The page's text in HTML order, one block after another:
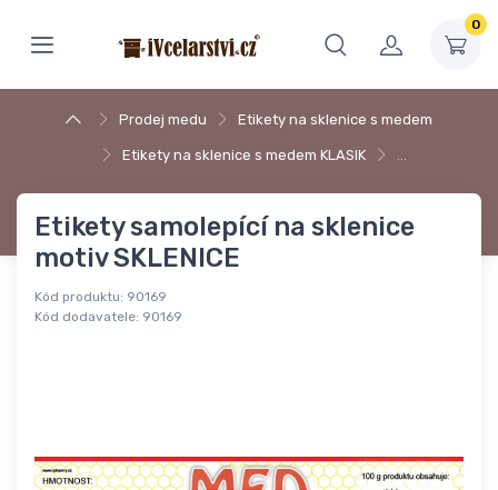
0
Prodej medu Etikety na sklenice s medem
Etikety na sklenice s medem KLASIK …
Etikety samolepící na sklenice
motiv SKLENICE
Kód produktu: 90169
Kód dodavatele: 90169